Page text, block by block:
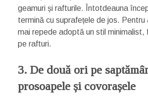
geamuri și rafturile. Întotdeauna
termină cu suprafețele de jos. Pentru
mai repede adoptă un stil minimalist,
pe rafturi.
3. De două ori pe
prosoapele și covorașele